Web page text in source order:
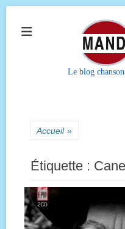
Le blog
Accueil »
Étiquette :